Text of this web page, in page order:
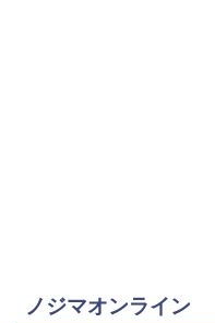
ノジマオンライン